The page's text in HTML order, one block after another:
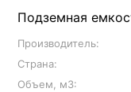
Подземная
Производитель:
Страна:
Объем, м3: